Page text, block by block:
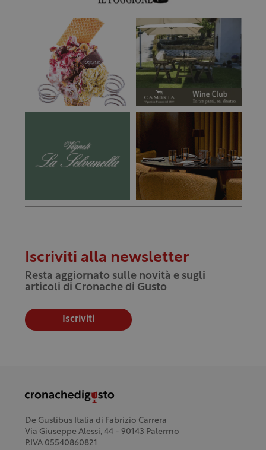
Iscriviti alla newsletter
Resta aggiornato sulle novità e sugli
articoli di Cronache di Gusto
Iscriviti
De Gustibus Italia di Fabrizio Carrera
Via Giuseppe Alessi, 44 - 90143 Palermo
P.IVA 05540860821